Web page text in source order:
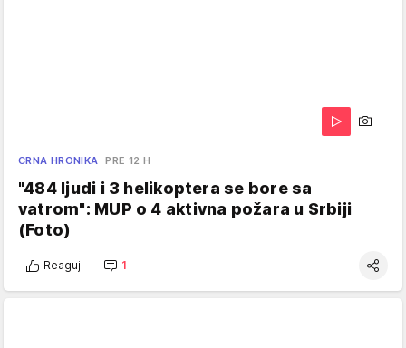
CRNA HRONIKA PRE 12 H
"484 ljudi i 3 helikoptera se bore sa
vatrom": MUP o 4 aktivna požara u Srbiji
(Foto)
Reaguj 1